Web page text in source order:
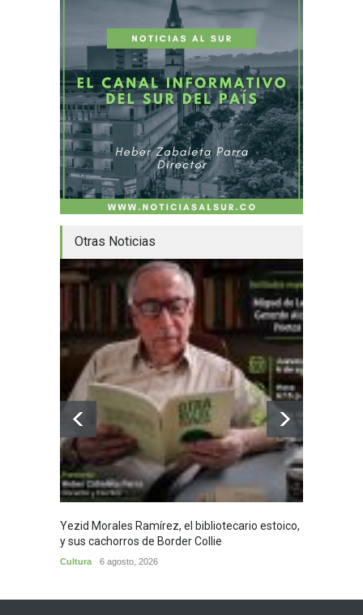
Otras Noticias
Yezid Morales Ramírez, el bibliotecario estoico,
y sus cachorros de Border Collie
Cultura 6 agosto, 2026